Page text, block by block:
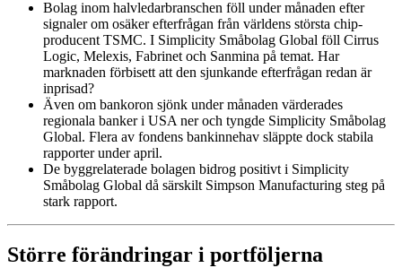
Bolag inom halvledarbranschen föll under månaden efter
signaler om osäker efterfrågan från världens största chip-
producent TSMC. I Simplicity Småbolag Global föll Cirrus
Logic, Melexis, Fabrinet och Sanmina på temat. Har
marknaden förbisett att den sjunkande efterfrågan redan är
inprisad?
Även om bankoron sjönk under månaden värderades
regionala banker i USA ner och tyngde Simplicity Småbolag
Global. Flera av fondens bankinnehav släppte dock stabila
rapporter under april.
De byggrelaterade bolagen bidrog positivt i Simplicity
Småbolag Global då särskilt Simpson Manufacturing steg på
stark rapport.
Större förändringar i portföljerna